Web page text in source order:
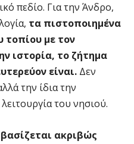
πεδίο. Για την Άνδρο,
τα πιστοποιημένα
τοπίου με τον
ιστορία, το ζήτημα
είναι. Δεν
την ίδια την
του νησιού.
ακριβώς